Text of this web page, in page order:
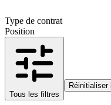
Type de contrat
Position
Tous les filtres
Réinitialiser